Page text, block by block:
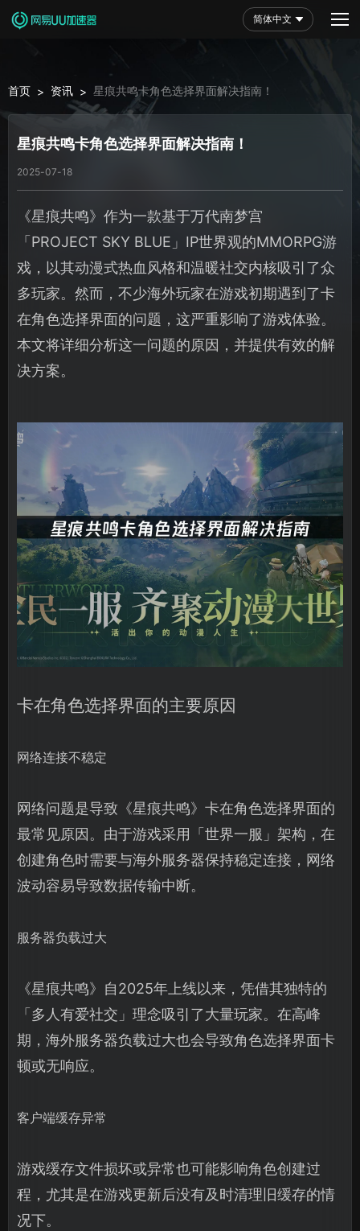
简体中文
首页 > 资讯 > 星痕共鸣卡角色选择界面解决指南！
星痕共鸣卡角色选择界面解决指南！
2025-07-18
《星痕共鸣》作为一款基于万代南梦宫
「PROJECT SKY BLUE」IP世界观的MMORPG游
戏，以其动漫式热血风格和温暖社交内核吸引了众
多玩家。然而，不少海外玩家在游戏初期遇到了卡
在角色选择界面的问题，这严重影响了游戏体验。
本文将详细分析这一问题的原因，并提供有效的解
决方案。
卡在角色选择界面的主要原因
网络连接不稳定
网络问题是导致《星痕共鸣》卡在角色选择界面的
最常见原因。由于游戏采用「世界一服」架构，在
创建角色时需要与海外服务器保持稳定连接，网络
波动容易导致数据传输中断。
服务器负载过大
《星痕共鸣》自2025年上线以来，凭借其独特的
「多人有爱社交」理念吸引了大量玩家。在高峰
期，海外服务器负载过大也会导致角色选择界面卡
顿或无响应。
客户端缓存异常
游戏缓存文件损坏或异常也可能影响角色创建过
程，尤其是在游戏更新后没有及时清理旧缓存的情
况下。